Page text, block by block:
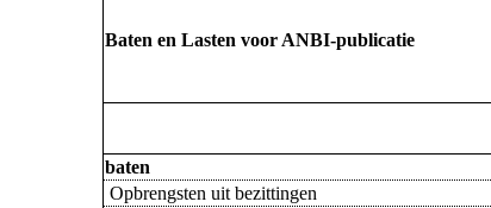
Baten en Lasten voor ANBI-publicatie
baten
Opbrengsten uit bezittingen